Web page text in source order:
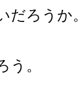
だろうか
。